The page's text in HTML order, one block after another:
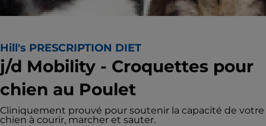
Hill's PRESCRIPTION DIET
j/d Mobility - Croquettes pour
chien au Poulet
Cliniquement prouvé pour soutenir la capacité de votre
chien à courir, marcher et sauter.